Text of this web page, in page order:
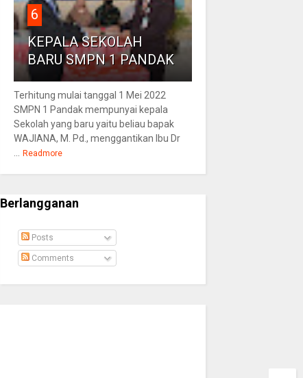
6
KEPALA SEKOLAH
BARU SMPN 1 PANDAK
Terhitung mulai tanggal 1 Mei 2022
SMPN 1 Pandak mempunyai kepala
Sekolah yang baru yaitu beliau bapak
WAJIANA, M. Pd., menggantikan Ibu Dr
Readmore
Berlangganan
Posts
Comments